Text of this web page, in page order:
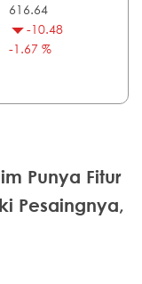
616.64
-10.48
-1.67 %
Punya Fitur
Pesaingnya,